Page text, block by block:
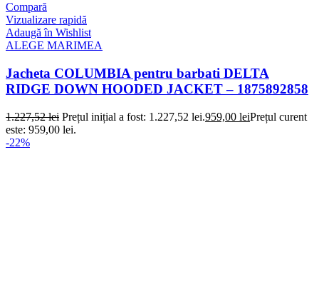
Compară
Vizualizare rapidă
Adaugă în Wishlist
ALEGE MARIMEA
Jacheta COLUMBIA pentru barbati DELTA
RIDGE DOWN HOODED JACKET – 1875892858
1.227,52lei Prețul inițial a fost: 1.227,52 lei.959,00 leiPrețul curent
este: 959,00 lei.
-22%